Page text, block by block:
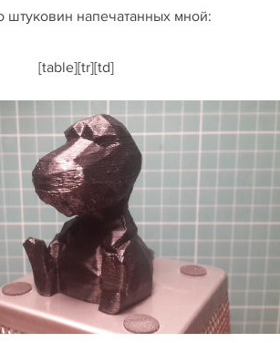
штуковин напечатанных мной:
[table][tr][td]